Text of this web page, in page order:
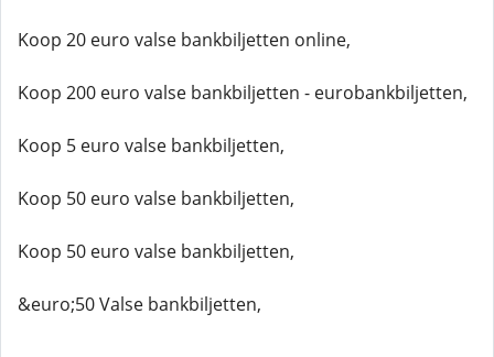
Koop 20 euro valse bankbiljetten online,
Koop 200 euro valse bankbiljetten - eurobankbiljetten,
Koop 5 euro valse bankbiljetten,
Koop 50 euro valse bankbiljetten,
Koop 50 euro valse bankbiljetten,
&euro;50 Valse bankbiljetten,